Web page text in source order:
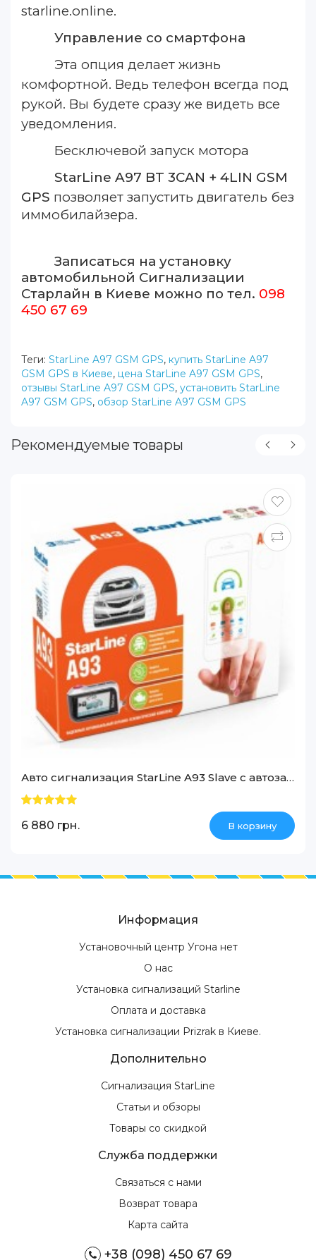
starline.online.
Управление со смартфона
Эта опция делает жизнь
комфортной. Ведь телефон всегда под
рукой. Вы будете сразу же видеть все
уведомления.
Бесключевой запуск мотора
StarLineA97 BT 3CAN + 4LIN GSM
GPS позволяет запустить двигатель без
иммобилайзера.
Записаться на установку
автомобильной Сигнализации
Старлайн в Киеве можно по тел. 098
450 67 69
Теги: StarLine A97 GSM GPS, купить StarLine A97
GSM GPS в Киеве, цена StarLine A97 GSM GPS,
отзывы StarLine A97 GSM GPS, установить StarLine
A97 GSM GPS, обзор StarLine A97 GSM GPS
Рекомендуемые товары
Авто сигнализация StarLine A93 Slave с автозапуском двигателя
6 880 грн. В корзину
Информация
Установочный центр Угона нет
О нас
Установка сигнализаций Starline
Оплата и доставка
Установка сигнализации Prizrak в Киеве.
Дополнительно
Сигнализация StarLine
Статьи и обзоры
Товары со скидкой
Служба поддержки
Связаться с нами
Возврат товара
Карта сайта
+38 (098) 450 67 69